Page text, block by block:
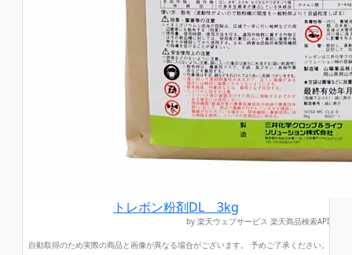
トレボン粉剤DL 3kg
by 楽天ウェブサービス 楽天商品検索API
自動取得のため実際の商品と画像が異なる場合がございます。 予めご了承ください。